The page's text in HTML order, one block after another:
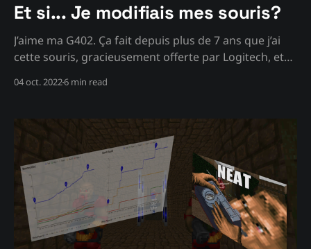
Et si... Je modifiais mes souris?
J’aime ma G402. Ça fait depuis plus de 7 ans que j’ai
cette souris, gracieusement offerte par Logitech, et
gratuitement suite à un défaut connu de ma
04 oct. 20226 min read